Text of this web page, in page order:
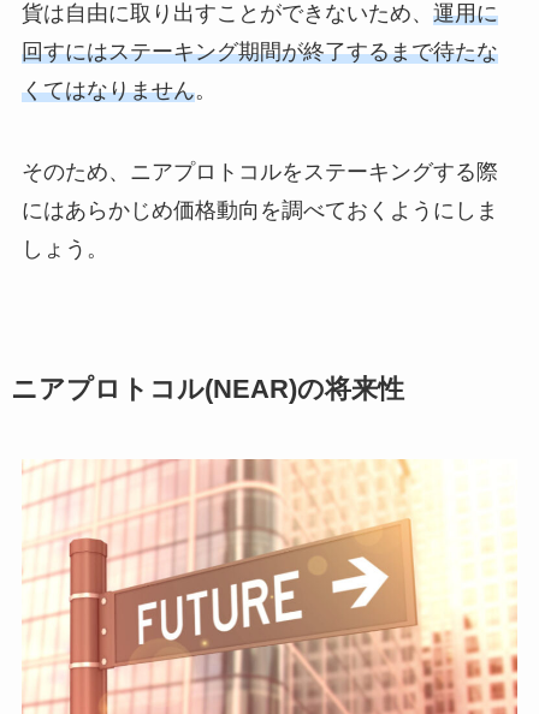
貨は自由に取り出すことができないため、 運用に
回すにはステーキング期間が終了するまで待たな
くてはなりません。
そのため、ニアプロトコルをステーキングする際
にはあらかじめ価格動向を調べておくようにしま
しょう。
ニアプロトコル(NEAR)の将来性